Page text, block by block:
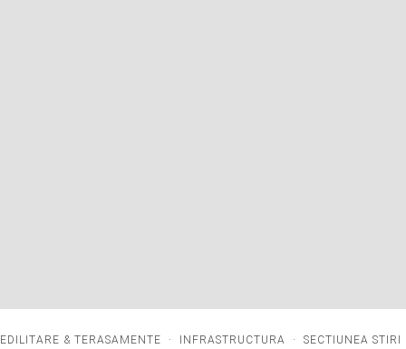
EDILITARE & TERASAMENTE · INFRASTRUCTURA · SECTIUNEA STIRI